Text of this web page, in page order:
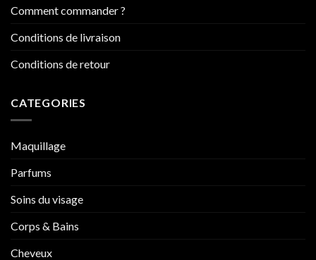
Comment commander ?
Conditions de livraison
Conditions de retour
CATEGORIES
Maquillage
Parfums
Soins du visage
Corps & Bains
Cheveux